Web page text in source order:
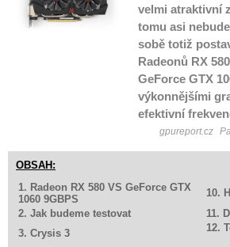
velmi atraktivní
tomu asi
sobě totiž
Radeonů RX
GeForce GTX
výkonnějšími
efektivní
gpureport.cz
OBSAH:
1. Radeon RX 580 VS GeForce GTX
1060 9GBPS
10.
2. Jak budeme testovat
11.
3. Crysis 3
12.